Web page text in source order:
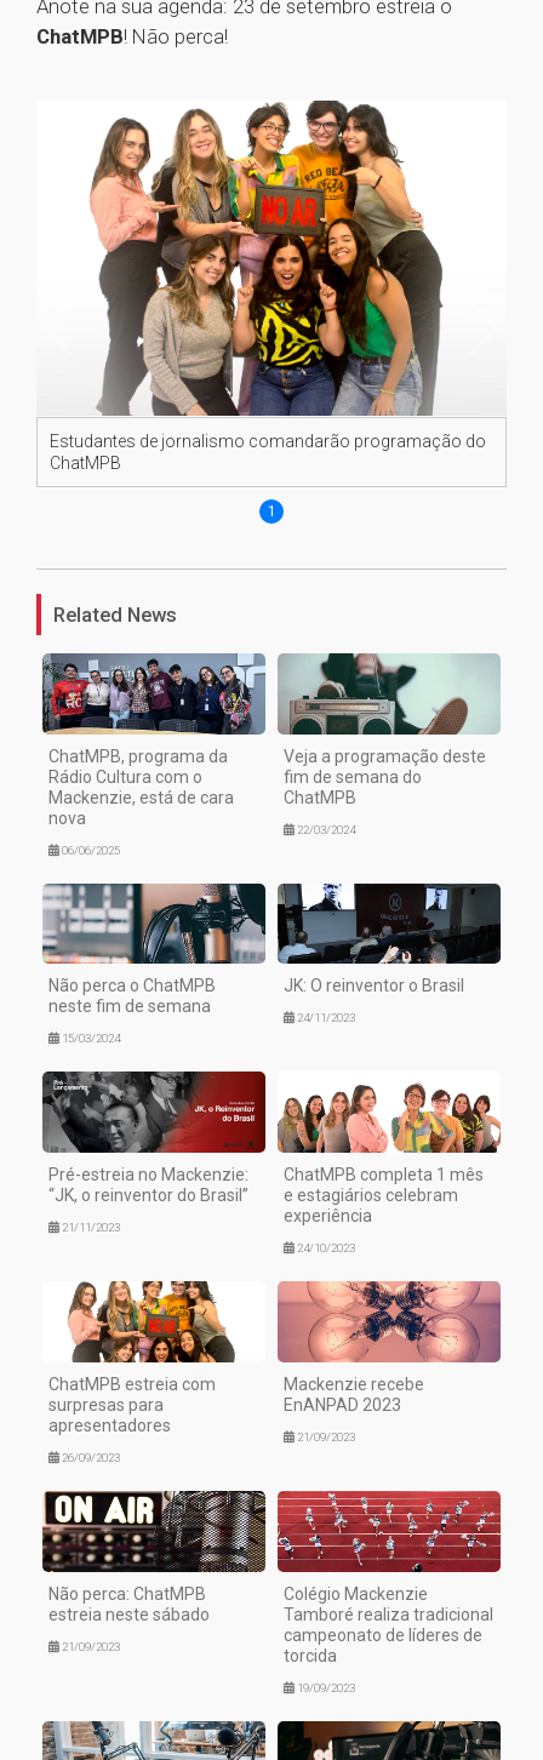
Anote na sua agenda: 23 de setembro estreia o
ChatMPB! Não perca!
Estudantes de jornalismo comandarão programação do
ChatMPB
1
Related News
ChatMPB, programa da
Rádio Cultura com o
Mackenzie, está de cara
nova
06/06/2025
Veja a programação deste
fim de semana do
ChatMPB
22/03/2024
Não perca o ChatMPB
neste fim de semana
15/03/2024
JK: O reinventor o Brasil
24/11/2023
Pré-estreia no Mackenzie:
“JK, o reinventor do Brasil”
21/11/2023
ChatMPB completa 1 mês
e estagiários celebram
experiência
24/10/2023
ChatMPB estreia com
surpresas para
apresentadores
26/09/2023
Mackenzie recebe
EnANPAD 2023
21/09/2023
Não perca: ChatMPB
estreia neste sábado
21/09/2023
Colégio Mackenzie
Tamboré realiza tradicional
campeonato de líderes de
torcida
19/09/2023